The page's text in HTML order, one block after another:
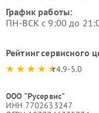
График работы:
ПН-ВСК с 9:00 до
Рейтинг сервисного
4.9-5.0
ООО "Русервис"
ИНН 7702633247